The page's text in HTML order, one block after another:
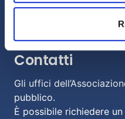
Studi e Statistiche
Contatti
Gli uffici
pubblico.
È possibile richiedere